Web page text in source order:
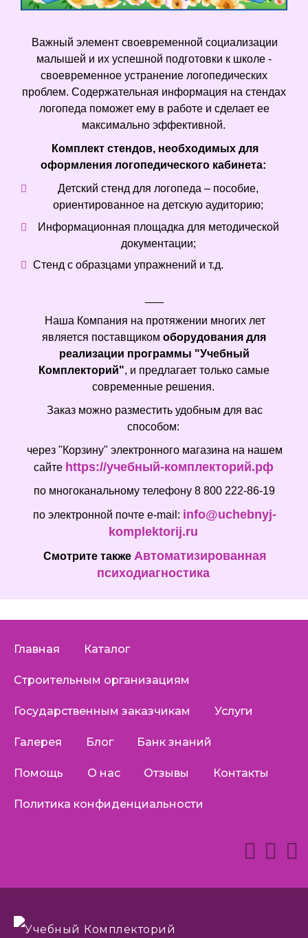
Важный элемент своевременной социализации
малышей и их успешной подготовки к школе -
своевременное устранение логопедических
проблем. Содержательная информация на стендах
логопеда поможет ему в работе и сделает ее
максимально эффективной.
Комплект стендов, необходимых для
оформления логопедического кабинета:
Детский стенд для логопеда – пособие,
ориентированное на детскую аудиторию;
Информационная площадка для методической
документации;
Стенд с образцами упражнений и т.д.
Наша Компания на протяжении многих лет
является поставщиком оборудования для
реализации программы "Учебный
Комплекторий", и предлагает только самые
современные решения.
Заказ можно разместить удобным для вас
способом:
через "Корзину" электронного магазина на нашем
сайте https://учебный-комплекторий.рф
по многоканальному телефону 8 800 222-86-19
по электронной почте e-mail: info@uchebnyj-
komplektorij.ru
Смотрите также Автоматизированная
психодиагностика
Главная Каталог
Строительным организациям
Государственным заказчикам Услуги
Галерея Блог Банк знаний
Помощь О нас Отзывы Контакты
Политика конфиденциальности